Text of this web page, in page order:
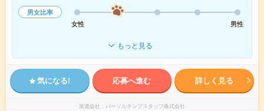
男女比率
女性
男性
もっと見る
気になる! 応募へ進む 詳しく見る
派遣会社 パーソルテンプスタッフ株式会社